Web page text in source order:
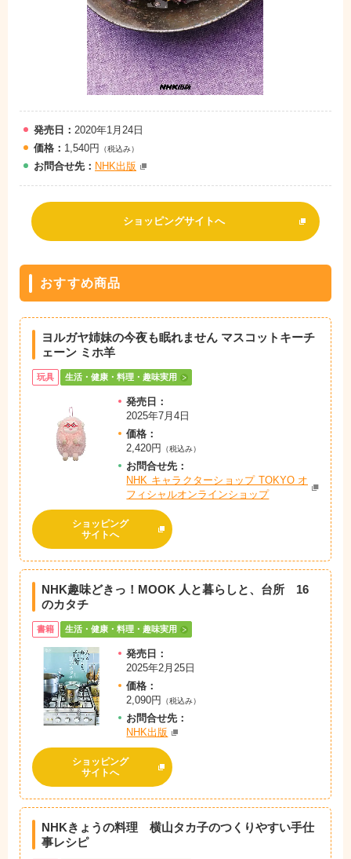
発売日： 2020年1月24日
価格： 1,540円 （税込み）
お問合せ先： NHK出版
ショッピングサイトへ
おすすめ商品
ヨルガヤ姉妹の今夜も眠れません マスコットキーチ
ェーン ミホ羊
玩具 生活・健康・料理・趣味実用
発売日：
2025年7月4日
価格：
2,420円
（税込み）
お問合せ先：
NHK キャラクターショップ TOKYO オ
フィシャルオンラインショップ
ショッピング
サイトへ
NHK趣味どきっ！MOOK 人と暮らしと、台所 16
のカタチ
書籍 生活・健康・料理・趣味実用
発売日：
2025年2月25日
価格：
2,090円
（税込み）
お問合せ先：
NHK出版
ショッピング
サイトへ
NHKきょうの料理 横山タカ子のつくりやすい手仕
事レシピ